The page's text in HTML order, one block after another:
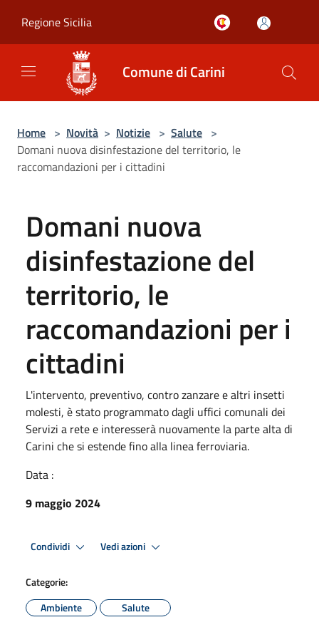
Regione Sicilia
Comune di Carini
Home > Novità > Notizie > Salute >
Domani nuova disinfestazione del territorio, le
raccomandazioni per i cittadini
Domani nuova
disinfestazione del
territorio, le
raccomandazioni per i
cittadini
L'intervento, preventivo, contro zanzare e altri insetti
molesti, è stato programmato dagli uffici comunali dei
Servizi a rete e interesserà nuovamente la parte alta di
Carini che si estende fino alla linea ferroviaria.
Data :
9 maggio 2024
Condividi Vedi azioni
Categorie:
Ambiente
Salute